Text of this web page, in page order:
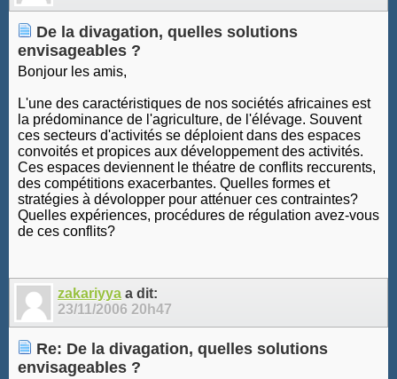
De la divagation, quelles solutions
envisageables ?
Bonjour les amis,
L'une des caractéristiques de nos sociétés africaines est
la prédominance de l'agriculture, de l'élévage. Souvent
ces secteurs d'activités se déploient dans des espaces
convoités et propices aux développement des activités.
Ces espaces deviennent le théatre de conflits reccurents,
des compétitions exacerbantes. Quelles formes et
stratégies à dévolopper pour atténuer ces contraintes?
Quelles expériences, procédures de régulation avez-vous
de ces conflits?
zakariyya a dit:
23/11/2006 20h47
Re: De la divagation, quelles solutions
envisageables ?